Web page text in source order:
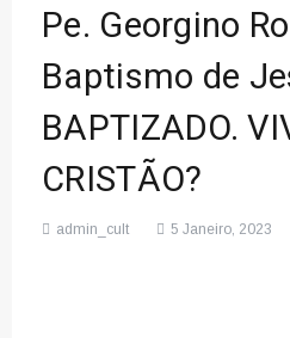
Pe. Georgino
Baptismo de
BAPTIZADO.
CRISTÃO?
admin_cult 5 Janeiro, 2023